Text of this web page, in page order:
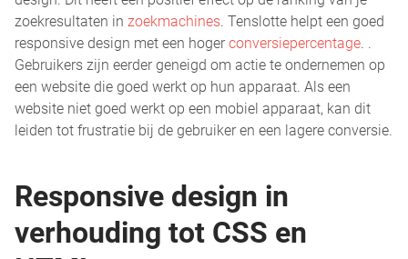
zoekresultaten in zoekmachines. Tenslotte helpt een goed
responsive design met een hoger conversiepercentage. .
Gebruikers zijn eerder geneigd om actie te ondernemen op
een website die goed werkt op hun apparaat. Als een
website niet goed werkt op een mobiel apparaat, kan dit
leiden tot frustratie bij de gebruiker en een lagere conversie.
Responsive design in
verhouding tot CSS en